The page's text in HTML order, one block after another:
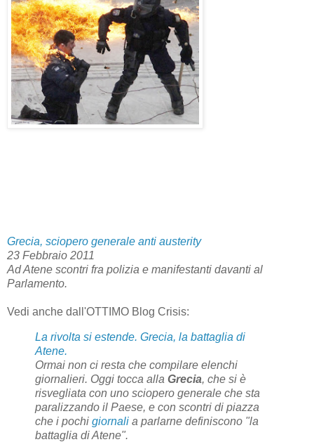
Grecia, sciopero generale anti austerity
23 Febbraio 2011
Ad Atene scontri fra polizia e manifestanti davanti al
Parlamento.
Vedi anche dall'OTTIMO Blog Crisis:
La rivolta si estende. Grecia, la battaglia di
Atene.
Ormai non ci resta che compilare elenchi
giornalieri. Oggi tocca alla Grecia, che si è
risvegliata con uno sciopero generale che sta
paralizzando il Paese, e con scontri di piazza
che i pochi giornali a parlarne definiscono "la
battaglia di Atene".